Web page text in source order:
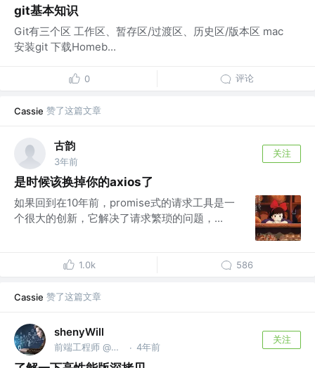
git基本知识
Git有三个区 工作区、暂存区/过渡区、历史区/版本区 mac
安装git 下载Homeb...
0 评论
Cassie 赞了这篇文章
古韵
3年前
关注
是时候该换掉你的axios了
如果回到在10年前，promise式的请求工具是一
个很大的创新，它解决了请求繁琐的问题，...
1.0k 586
Cassie 赞了这篇文章
shenyWill
前端工程师 @字节跳动 · 4年前
关注